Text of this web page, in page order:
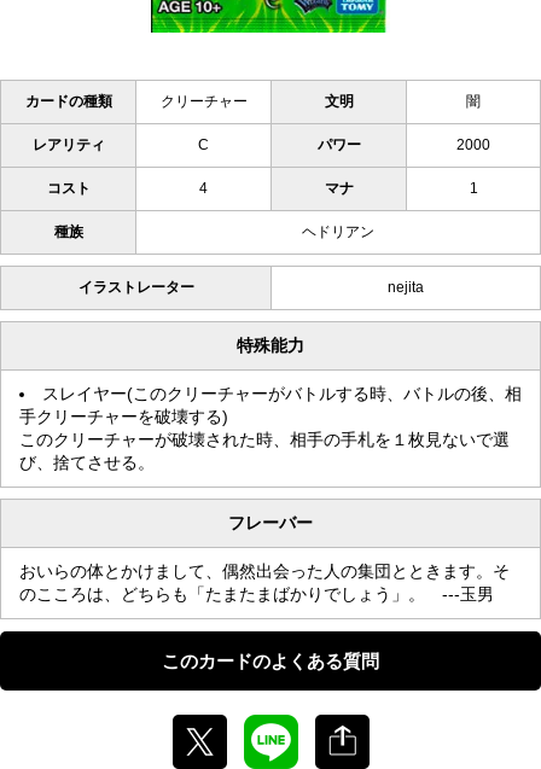
カードの種類 クリーチャー 文明 闇
レアリティ C パワー 2000
コスト 4 マナ 1
種族 ヘドリアン
イラストレーター nejita
特殊能力
スレイヤー(このクリーチャーがバトルする時、バトルの後、相
手クリーチャーを破壊する)
このクリーチャーが破壊された時、相手の手札を１枚見ないで選
び、捨てさせる。
フレーバー
おいらの体とかけまして、偶然出会った人の集団とときます。そ
のこころは、どちらも「たまたまばかりでしょう」。 ---玉男
このカードのよくある質問